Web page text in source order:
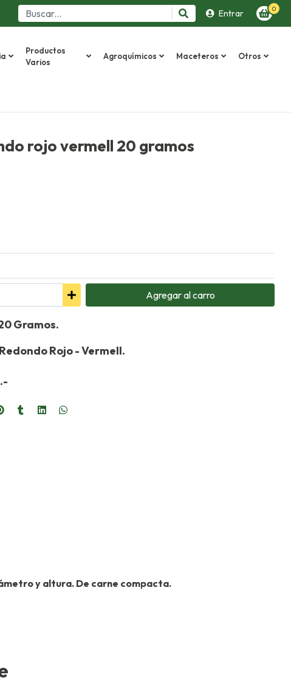
Entrar 0
Productos
Varios
Agroquímicos Maceteros Otros
rojo vermell 20 gramos
Agregaral carro
Gramos.
Rojo - Vermell.
.-
y altura. De carne compacta.